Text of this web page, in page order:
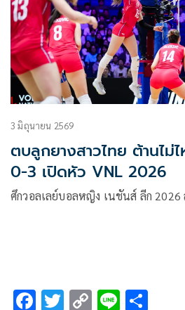
3 มิถุนายน 2569
ตบลูกยางสาวไทย ต้านไม่
0-3 เปิดหัว VNL 2026
ศึกวอลเลย์บอลหญิง เนชันส์ ลีก
F T C Li